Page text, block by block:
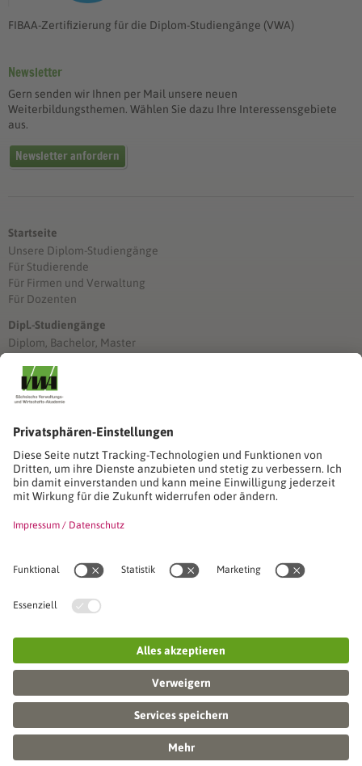
FIBAA-Zertifizierung für die Diplom-Studiengänge (VWA)
Newsletter
Gern senden wir Ihnen per Mail unsere neuen
Weiterbildungsthemen. Wählen Sie dazu Ihre Interessensgebiete
aus.
Newsletter anfordern
Startseite
Unsere Diplom-Studiengänge
Für Studierende
Für Firmen und Verwaltung
Für Dozenten
Dipl.-Studiengänge
Diplom, Bachelor, Master
Stimmen unserer Absolventinnen und Absolventen
Stimmen unserer Absolventinnen und Absolventen
Seminare
Seminardatenbank
Inhouseanfragen
Seminarreihen
VWA stellt sich vor
Unser SVWA-Team
Veranstaltungsorte und Raumanmietung
Online-Campus
Impressum / AGB / Datenschutz